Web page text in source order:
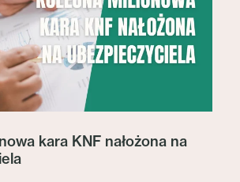
kara KNF nałożona na